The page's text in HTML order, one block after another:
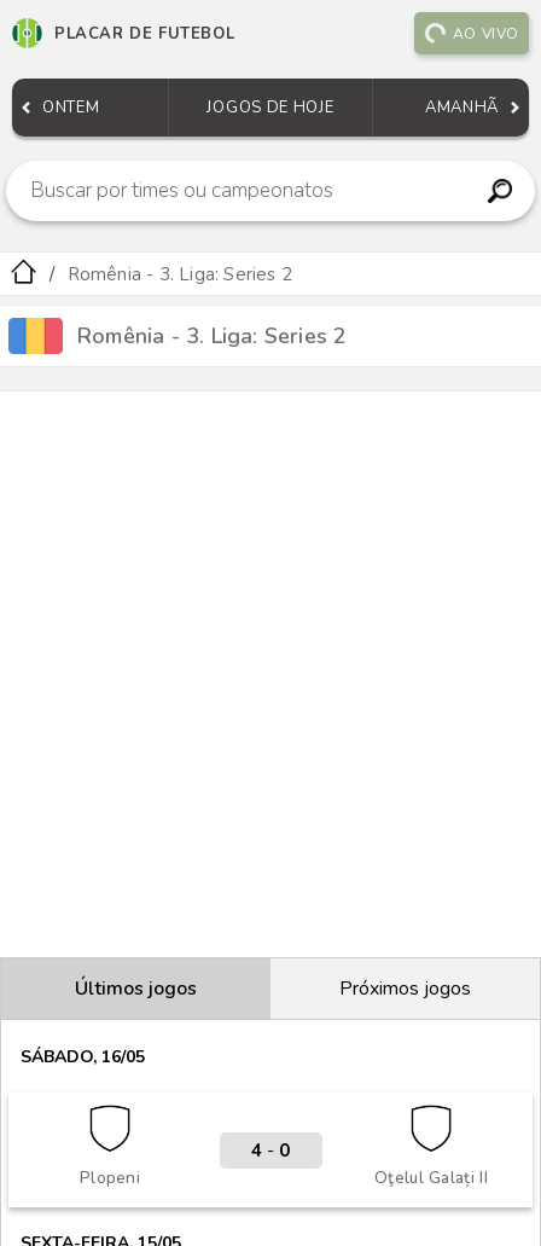
PLACAR DE FUTEBOL AO VIVO
ONTEM JOGOS DE HOJE AMANHÃ
Romênia - 3. Liga: Series 2
Romênia - 3. Liga: Series 2
Últimos jogos Próximos jogos
SÁBADO, 16/05
Plopeni Oţelul Galați II
4 - 0